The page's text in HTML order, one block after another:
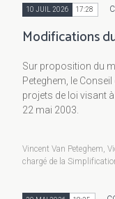
10 JUIL 2026 17:28
Modifications
Sur proposition du
Peteghem, le
projets de loi visant
22 mai 2003.
Vincent Van Peteghem,
chargé de la